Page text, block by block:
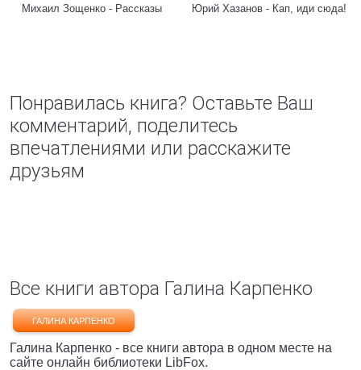
Михаил Зощенко - Рассказы Юрий Хазанов - Кап, иди сюда!
Понравилась книга? Оставьте Ваш
комментарий, поделитесь
впечатлениями или расскажите
друзьям
Все книги автора Галина Карпенко
ГАЛИНА КАРПЕНКО
Галина Карпенко - все книги автора в одном месте на
сайте онлайн библиотеки LibFox.